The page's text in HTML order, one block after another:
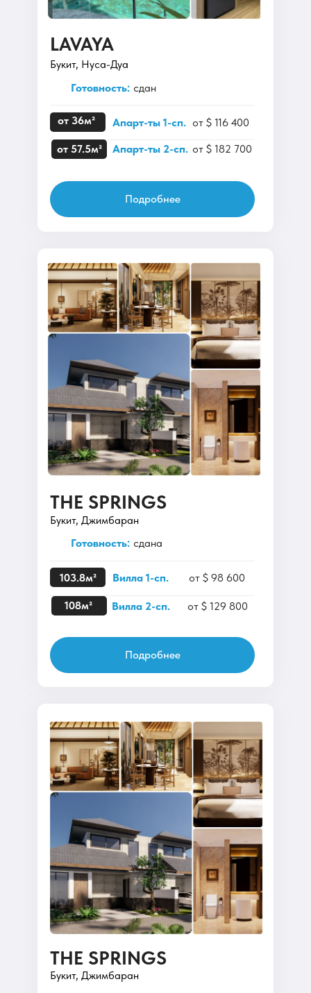
LAVAYA
Букит, Нуса-Дуа
Готовность: сдан
Апарт-ты 1-сп. от $ 116 400
Подробнее
THE SPRINGS
Букит, Джимбаран
THE SPRINGS
Букит, Джимбаран
Готовность: сдана
103.8м² Вилла 1-сп. от $ 98 600
Подробнее
Вилла 2-сп. от $ 129 800
108м²
от 57.5м²
от 36м²
Апарт-ты 2-сп. от $ 182 700